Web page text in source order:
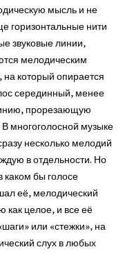
мысль и не
горизонтальные нити
звуковые линии,
мелодическим
на который опирается
серединный, менее
прорезающую
многоголосной музыке
несколько мелодий
в отдельности. Но
каком бы голосе
её, мелодический
как целое, и все её
или «стежки», на
слух в любых